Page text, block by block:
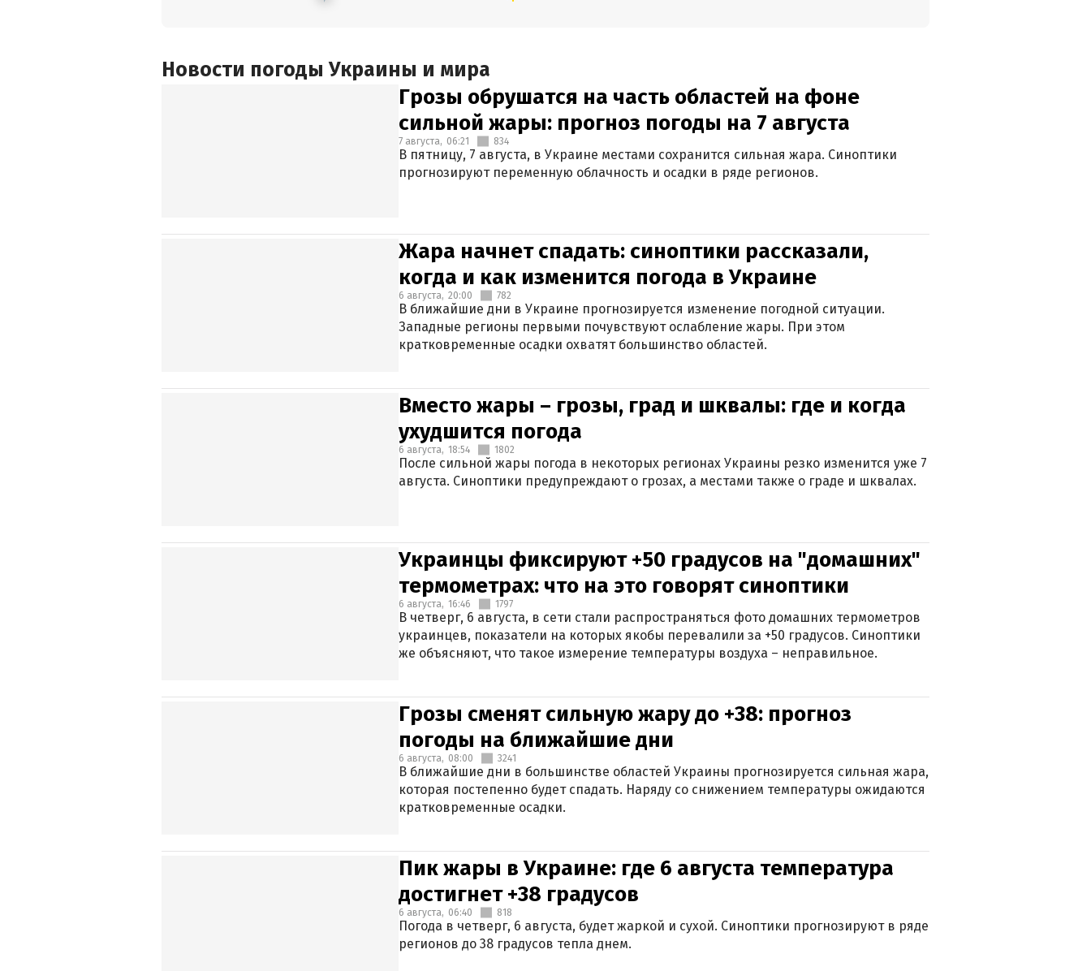
Новости погоды Украины и мира
Грозы обрушатся на часть областей на фоне
сильной жары: прогноз погоды на 7 августа
7 августа, 06:21 834
В пятницу, 7 августа, в Украине местами сохранится сильная жара. Синоптики
прогнозируют переменную облачность и осадки в ряде регионов.
Жара начнет спадать: синоптики рассказали,
когда и как изменится погода в Украине
6 августа, 20:00 782
В ближайшие дни в Украине прогнозируется изменение погодной ситуации.
Западные регионы первыми почувствуют ослабление жары. При этом
кратковременные осадки охватят большинство областей.
Вместо жары – грозы, град и шквалы: где и когда
ухудшится погода
6 августа, 18:54 1802
После сильной жары погода в некоторых регионах Украины резко изменится уже 7
августа. Синоптики предупреждают о грозах, а местами также о граде и шквалах.
Украинцы фиксируют +50 градусов на "домашних"
термометрах: что на это говорят синоптики
6 августа, 16:46 1797
В четверг, 6 августа, в сети стали распространяться фото домашних термометров
украинцев, показатели на которых якобы перевалили за +50 градусов. Синоптики
же объясняют, что такое измерение температуры воздуха – неправильное.
Грозы сменят сильную жару до +38: прогноз
погоды на ближайшие дни
6 августа, 08:00 3241
В ближайшие дни в большинстве областей Украины прогнозируется сильная жара,
которая постепенно будет спадать. Наряду со снижением температуры ожидаются
кратковременные осадки.
Пик жары в Украине: где 6 августа температура
достигнет +38 градусов
6 августа, 06:40 818
Погода в четверг, 6 августа, будет жаркой и сухой. Синоптики прогнозируют в ряде
регионов до 38 градусов тепла днем.